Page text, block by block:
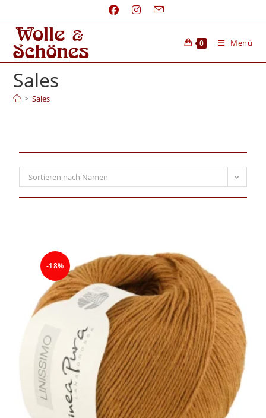
0 Menü
Sales
> Sales
Sortieren nach Namen
-18%